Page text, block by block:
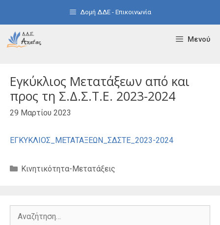
Δομή ΔΔΕ - Επικοινωνία
Μενού
Εγκύκλιος Μετατάξεων από και
προς τη Σ.Δ.Σ.Τ.Ε. 2023-2024
29 Μαρτίου 2023
ΕΓΚΥΚΛΙΟΣ_ΜΕΤΑΤΑΞΕΩΝ_ΣΔΣΤΕ_2023-2024
Κατηγορίες
Κινητικότητα-Μετατάξεις
Αναζήτηση